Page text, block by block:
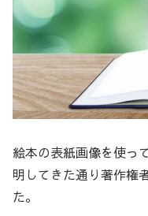
絵本の表紙画像を使っ
明してきた通り著作権
た。